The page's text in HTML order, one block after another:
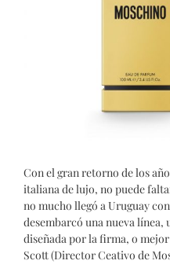
Con el gran retorno de los
italiana de lujo, no puede
no mucho llegó a Uruguay
desembarcó una nueva línea,
diseñada por la firma, o
Scott (Director Ceativo de